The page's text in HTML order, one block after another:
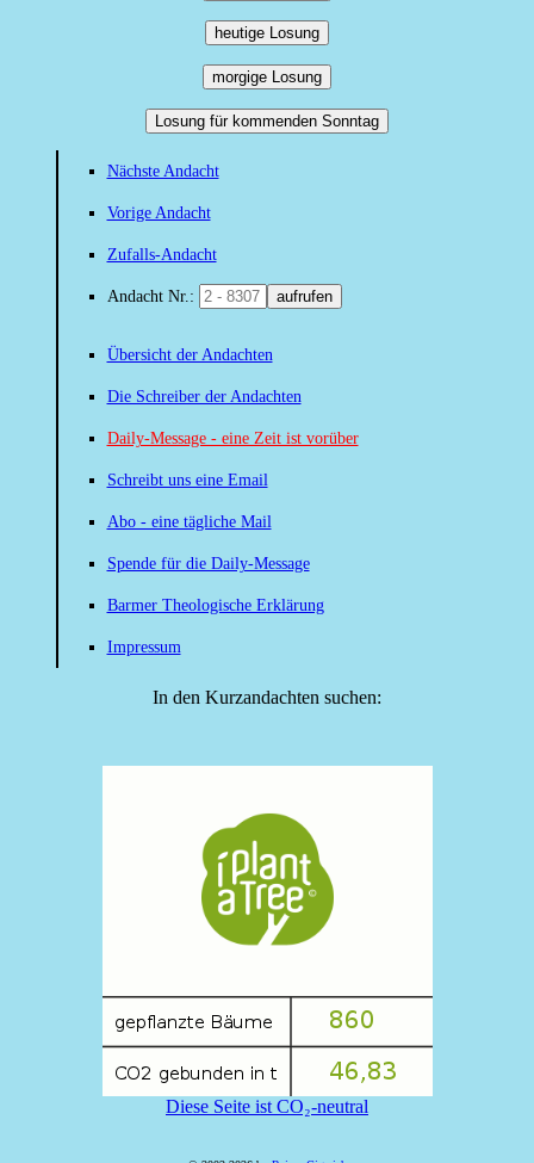
heutige Losung
morgige Losung
Losung für kommenden Sonntag
Nächste Andacht
Vorige Andacht
Zufalls-Andacht
Andacht Nr.: aufrufen
Übersicht der Andachten
Die Schreiber der Andachten
Daily-Message - eine Zeit ist vorüber
Schreibt uns eine Email
Abo - eine tägliche Mail
Spende für die Daily-Message
Barmer Theologische Erklärung
Impressum
In den Kurzandachten suchen:
Diese Seite ist CO₂-neutral